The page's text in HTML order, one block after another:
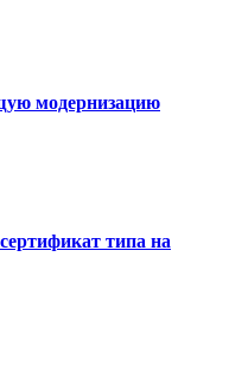
модернизацию
типа на